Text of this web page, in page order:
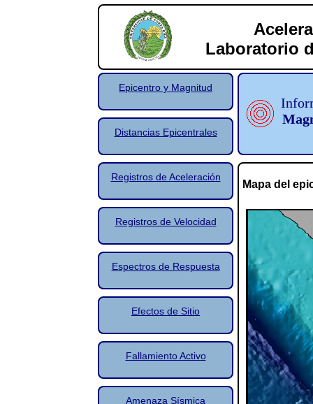
Laboratorio
Epicentro y Magnitud
Distancias Epicentrales
Registros de Aceleración
Registros de Velocidad
Espectros de Respuesta
Efectos de Sitio
Fallamiento Activo
Amenaza Sísmica
Mapa del